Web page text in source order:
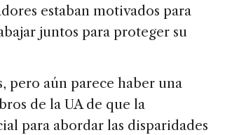
estaban motivados para
juntos para proteger su
pero aún parece haber una
de la UA de que la
para abordar las disparidades